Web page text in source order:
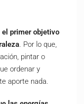
el primer objetivo
. Por lo que,
pintar o
ordenar y
aporte nada.